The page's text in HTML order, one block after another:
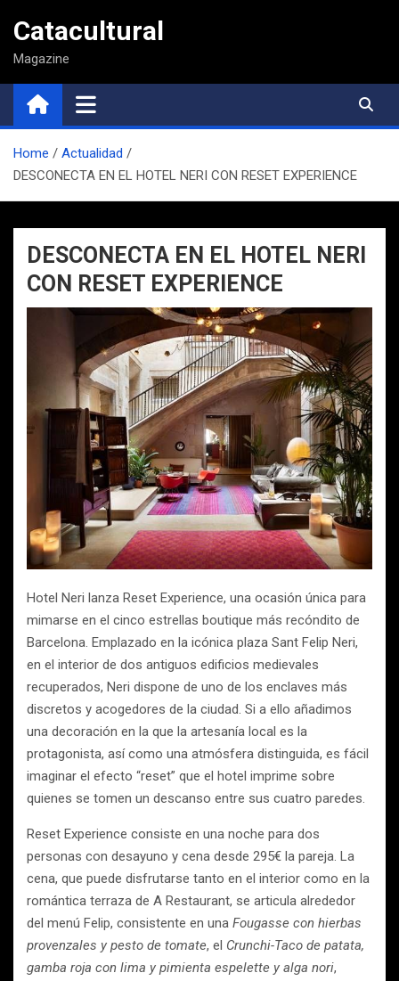
contenido
Catacultural
Magazine
Home
Actualidad
DESCONECTA EN EL HOTEL NERI CON RESET EXPERIENCE
DESCONECTA EN EL HOTEL NERI
CON RESET EXPERIENCE
Hotel Neri lanza Reset Experience, una ocasión única para
mimarse en el cinco estrellas boutique más recóndito de
Barcelona. Emplazado en la icónica plaza Sant Felip Neri,
en el interior de dos antiguos edificios medievales
recuperados, Neri dispone de uno de los enclaves más
discretos y acogedores de la ciudad. Si a ello añadimos
una decoración en la que la artesanía local es la
protagonista, así como una atmósfera distinguida, es fácil
imaginar el efecto “reset” que el hotel imprime sobre
quienes se tomen un descanso entre sus cuatro paredes.
Reset Experience consiste en una noche para dos
personas con desayuno y cena desde 295€ la pareja. La
cena, que puede disfrutarse tanto en el interior como en la
romántica terraza de A Restaurant, se articula alrededor
del menú Felip, consistente en una Fougasse con hierbas
provenzales y pesto de tomate, el Crunchi-Taco de patata,
gamba roja con lima y pimienta espelette y alga nori,